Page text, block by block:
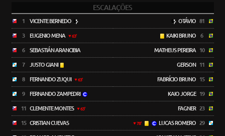
ESCALAÇÕES
1 VICENTE BERNEDO
3 EUGENIO MENA 63'
6 SEBASTIÁN ARANCIBIA
7 JUSTO GIANI
8 FERNANDO ZUQUI 63'
9 FERNANDO ZAMPEDRI
11 CLEMENTE MONTES 63'
15 CRISTIAN CUEVAS
OTÁVIO 81
KAIKI BRUNO 6
MATHEUS PEREIRA 10
GERSON 11
FABRÍCIO BRUNO 15
KAIO JORGE 19
FAGNER 23
78' LUCAS ROMERO 29